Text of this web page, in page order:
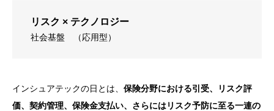
リスク × テクノロジー
社会基盤 （応用型）
インシュアテックの日とは、 保険分野における引受、リスク評
価、契約管理、保険金支払い、さらにはリスク予防に至る一連の